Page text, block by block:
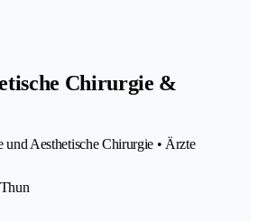
Chirurgie &
und Aesthetische Chirurgie • Ärzte